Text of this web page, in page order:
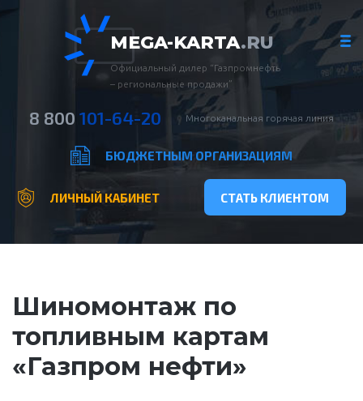
MEGA-KARTA.RU
Официальный дилер “Газпромнефть
– региональные продажи”
8 800 101-64-20 Многоканальная горячая линия
БЮДЖЕТНЫМ ОРГАНИЗАЦИЯМ
ЛИЧНЫЙ КАБИНЕТ СТАТЬ КЛИЕНТОМ
Шиномонтаж по
топливным картам
«Газпром нефти»